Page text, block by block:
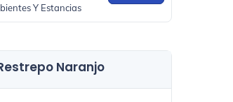
Y Estancias
Naranjo